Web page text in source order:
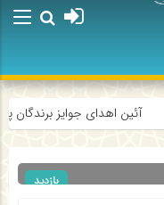
آئین اهدای جوایز برندگان
بازدید